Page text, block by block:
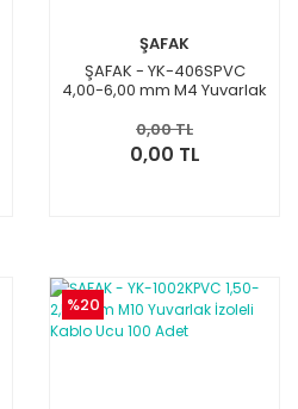
ŞAFAK
ŞAFAK - YK-406SPVC
4,00-6,00 mm M4 Yuvarlak
0,00 TL
0,00 TL
%20